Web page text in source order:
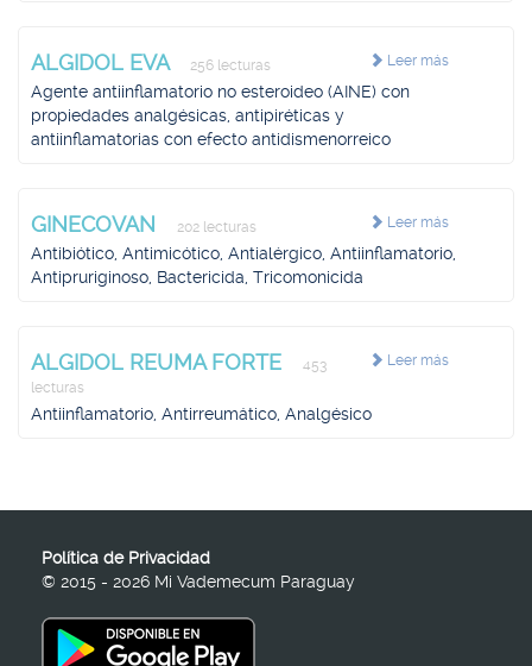
Leer más
ALGIDOL EVA 256 lecturas
Agente antiinflamatorio no esteroideo (AINE) con
propiedades analgésicas, antipiréticas y
antiinflamatorias con efecto antidismenorreico
Leer más
GINECOVAN 202 lecturas
Antibiótico, Antimicótico, Antialérgico, Antiinflamatorio,
Antipruriginoso, Bactericida, Tricomonicida
Leer más
ALGIDOL REUMA FORTE
453
lecturas
Antiinflamatorio, Antirreumático, Analgésico
Política de Privacidad
© 2015 - 2026 Mi Vademecum Paraguay